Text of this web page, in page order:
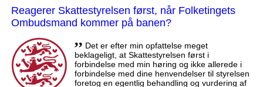
Reagerer Skattestyrelsen først, når Folketingets
Ombudsmand kommer på banen?
,, Det er efter min opfattelse meget
beklageligt, at Skattestyrelsen først i
forbindelse med min høring og ikke allerede i
forbindelse med dine henvendelser til styrelsen
foretog en egentlig behandling og vurdering af